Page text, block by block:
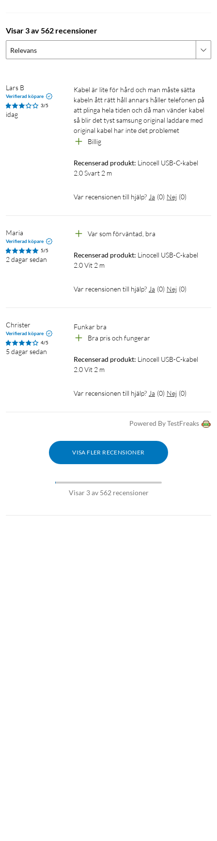
Visar 3 av 562 recensioner
Relevans
Lars B
Verifierad köpare
3/5
idag
Kabel är lite för hård och man måste sätta
kabeln ått rätt håll annars håller telefonen på
att plinga hela tiden och då man vänder kabel
så blir det tyst samsung original laddare med
original kabel har inte det problemet
Billig
Recenserad produkt: Linocell USB-C-kabel
2.0 Svart 2 m
Var recensionen till hjälp? Ja (0) Nej (0)
Maria
Verifierad köpare
5/5
2 dagar sedan
Var som förväntad, bra
Recenserad produkt: Linocell USB-C-kabel
2.0 Vit 2 m
Var recensionen till hjälp? Ja (0) Nej (0)
Christer
Verifierad köpare
4/5
5 dagar sedan
Funkar bra
Bra pris och fungerar
Recenserad produkt: Linocell USB-C-kabel
2.0 Vit 2 m
Var recensionen till hjälp? Ja (0) Nej (0)
Powered By TestFreaks
VISA FLER RECENSIONER
Visar 3 av 562 recensioner